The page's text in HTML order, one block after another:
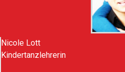
Nicole Lott
Kindertanzlehrerin